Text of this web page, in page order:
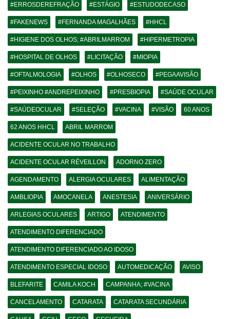
#ERROSDEREFRAÇÃO #ESTÁGIO #ESTUDODECASO
#FAKENEWS #FERNANDA MAGALHÃES #HHCL
#HIGIENE DOS OLHOS; #ABRILMARROM #HIPERMETROPIA
#HOSPITAL DE OLHOS #LICITAÇÃO #MIOPIA
#OFTALMOLOGIA #OLHOS #OLHOSECO #PEGAAVISÃO
#PEIXINHO #ANDREPEIXINHO #PRESBIOPIA #SAÚDE OCULAR
#SAÚDEOCULAR #SELEÇÃO #VACINA #VISÃO 60 ANOS
62 ANOS HHCL ABRIL MARROM
ACIDENTE OCULAR NO TRABALHO
ACIDENTE OCULAR RÉVEILLON ADORNO ZERO
AGENDAMENTO ALERGIA OCULARES ALIMENTAÇÃO
AMBLIOPIA AMOCANELA ANESTESIA ANIVERSÁRIO
ARLEGIAS OCULARES ARTIGO ATENDIMENTO
ATENDIMENTO DIFERENCIADO
ATENDIMENTO DIFERENCIADO AO IDOSO
ATENDIMENTO ESPECIAL IDOSO AUTOMEDICAÇÃO AVISO
BLEFARITE CAMILA KOCH CAMPANHA; #VACINA
CANCELAMENTO CATARATA CATARATA SECUNDÁRIA